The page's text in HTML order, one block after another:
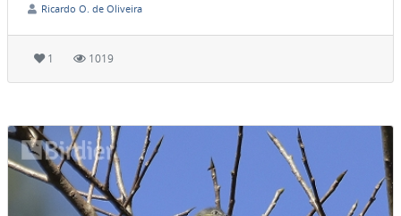
Ricardo O. de Oliveira
1 1019